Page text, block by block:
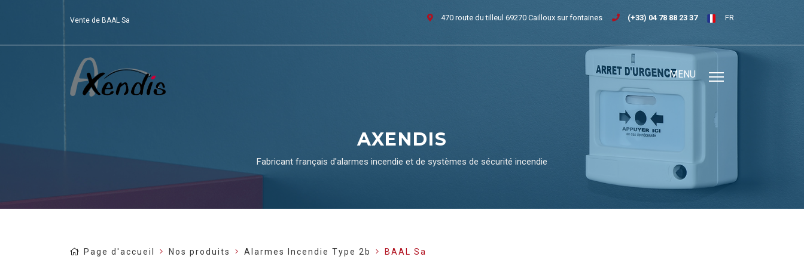
Vente de BAAL Sa 470 route du tilleul 69270 Cailloux sur fontaines (+33) 04 78 88 23 37 FR
MENU
AXENDIS
Fabricant français d'alarmes incendie et de systèmes de sécurité incendie
Page d'accueil Nos produits Alarmes Incendie Type 2b BAAL Sa